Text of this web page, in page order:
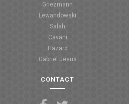
Griezmann
Lewandowski
Salah
Cavani
Hazard
Gabriel Jesus
CONTACT